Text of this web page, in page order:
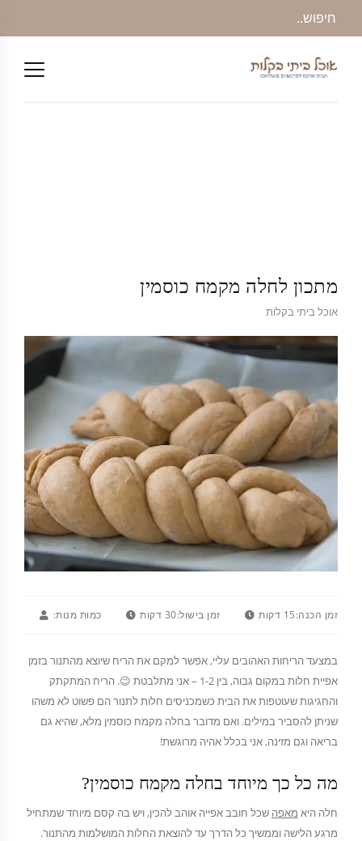
מתכון לחלה מקמח כוסמין
אוכל ביתי בקלות
זמן הכנה:15 דקות זמן בישול:30 דקות כמות מנות:
במצעד הריחות האהובים עליי, אפשר למקם את הריח שיוצא מהתנור בזמן
אפיית חלות במקום גבוה, בין 1-2 – אני מתלבטת 😉. הריח המתקתק
והחגיגות שעוטפות את הבית כשמכניסים חלות לתנור הם פשוט לא משהו
שניתן להסביר במילים. ואם מדובר בחלה מקמח כוסמין מלא, שהיא גם
בריאה וגם מזינה, אני בכלל אהיה מרוגשת!
מה כל כך מיוחד בחלה מקמח כוסמין?
חלה היא מאפה שכל חובב אפייה אוהב להכין, ויש בה קסם מיוחד שמתחיל
מרגע הלישה וממשיך כל הדרך עד להוצאת החלות המושלמות מהתנור.